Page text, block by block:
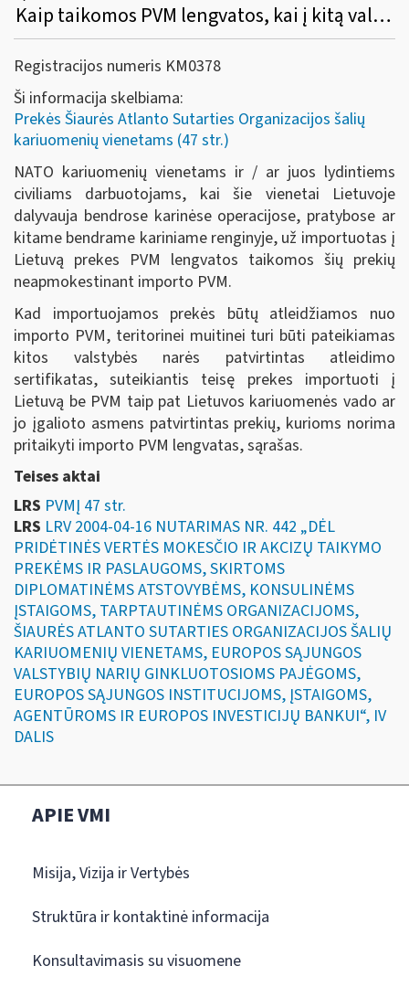
Kaip taikomos PVM lengvatos, kai į kitą valstybę narę vykstantys NATO kariuomenių vienetai prekes importuoja į Lietuvą?
Registracijos numeris KM0378
Ši informacija skelbiama:
Prekės Šiaurės Atlanto Sutarties Organizacijos šalių
kariuomenių vienetams (47 str.)
NATO kariuomenių vienetams ir / ar juos lydintiems
civiliams darbuotojams, kai šie vienetai Lietuvoje
dalyvauja bendrose karinėse operacijose, pratybose ar
kitame bendrame kariniame renginyje, už importuotas į
Lietuvą prekes PVM lengvatos taikomos šių prekių
neapmokestinant importo PVM.
Kad importuojamos prekės būtų atleidžiamos nuo
importo PVM, teritorinei muitinei turi būti pateikiamas
kitos valstybės narės patvirtintas atleidimo
sertifikatas, suteikiantis teisę prekes importuoti į
Lietuvą be PVM taip pat Lietuvos kariuomenės vado ar
jo įgalioto asmens patvirtintas prekių, kurioms norima
pritaikyti importo PVM lengvatas, sąrašas.
Teises aktai
LRS PVMĮ 47 str.
LRS LRV 2004-04-16 NUTARIMAS NR. 442 „DĖL
PRIDĖTINĖS VERTĖS MOKESČIO IR AKCIZŲ TAIKYMO
PREKĖMS IR PASLAUGOMS, SKIRTOMS
DIPLOMATINĖMS ATSTOVYBĖMS, KONSULINĖMS
ĮSTAIGOMS, TARPTAUTINĖMS ORGANIZACIJOMS,
ŠIAURĖS ATLANTO SUTARTIES ORGANIZACIJOS ŠALIŲ
KARIUOMENIŲ VIENETAMS, EUROPOS SĄJUNGOS
VALSTYBIŲ NARIŲ GINKLUOTOSIOMS PAJĖGOMS,
EUROPOS SĄJUNGOS INSTITUCIJOMS, ĮSTAIGOMS,
AGENTŪROMS IR EUROPOS INVESTICIJŲ BANKUI“, IV
DALIS
APIE VMI
Misija, Vizija ir Vertybės
Struktūra ir kontaktinė informacija
Konsultavimasis su visuomene